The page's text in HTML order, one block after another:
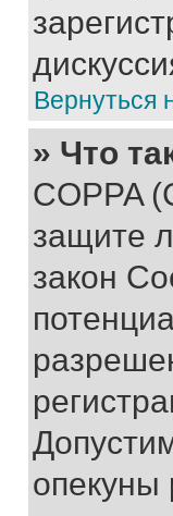
Вернуться
» Что
COPPA
защите
закон